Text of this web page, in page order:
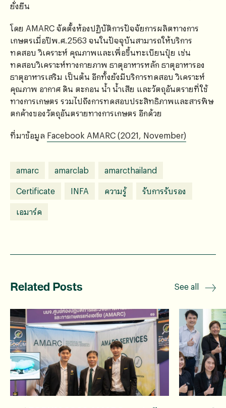
ยั่งยืน
โดย AMARC จัดตั้งห้องปฏิบัติการปัจจัยการผลิตทางการ
เกษตรเมื่อปีพ.ศ.2563 จนในปัจจุบันสามารถให้บริการ
ทดสอบ วิเคราะห์ คุณภาพและเพื่อขึ้นทะเบียนปุ๋ย เช่น
ทดสอบวิเคราะห์ทางกายภาพ ธาตุอาหารหลัก ธาตุอาหารอง
ธาตุอาหารเสริม เป็นต้น อีกทั้งยังมีบริการทดสอบ วิเคราะห์
คุณภาพ อากาศ ดิน ตะกอน น้ำ น้ำเสีย และวัตถุอันตรายที่ใช้
ทางการเกษตร รวมไปถึงการทดสอบประสิทธิภาพและสารพิษ
ตกค้างของวัตถุอันตรายทางการเกษตร อีกด้วย
ที่มาข้อมูล Facebook AMARC (2021, November)
amarc amarclab
amarcthailand
Certificate
INFA ความรู้
รับการรับรอง
เอมาร์ค
Related Posts See all